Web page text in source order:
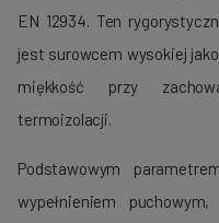
EN 12934. Ten
jest surowcem wysokiej
miękkość przy
termoizolacji.
Podstawowym
wypełnieniem